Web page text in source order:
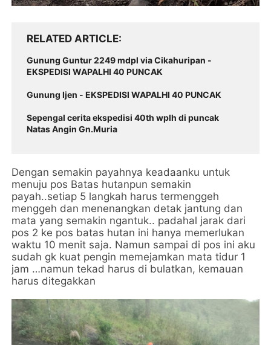
RELATED ARTICLE
Gunung Guntur 2249 mdpl via Cikahuripan -
EKSPEDISI WAPALHI 40 PUNCAK
Gunung Ijen - EKSPEDISI WAPALHI 40 PUNCAK
Sepengal cerita ekspedisi 40th wplh di puncak
Natas Angin Gn.Muria
Dengan semakin payahnya keadaanku untuk
menuju pos Batas hutanpun semakin
payah..setiap 5 langkah harus termenggeh
menggeh dan menenangkan detak jantung dan
mata yang semakin ngantuk.. padahal jarak dari
pos 2 ke pos batas hutan ini hanya memerlukan
waktu 10 menit saja. Namun sampai di pos ini aku
sudah gk kuat pengin memejamkan mata tidur 1
jam …namun tekad harus di bulatkan, kemauan
harus ditegakkan